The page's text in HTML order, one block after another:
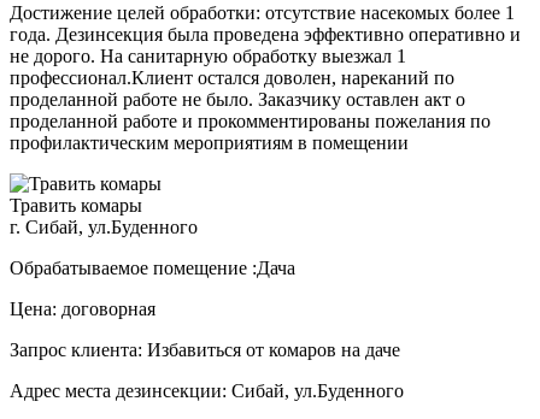
Достижение целей обработки: отсутствие насекомых более 1
года. Дезинсекция была проведена эффективно оперативно и
не дорого. На санитарную обработку выезжал 1
профессионал.Клиент остался доволен, нареканий по
проделанной работе не было. Заказчику оставлен акт о
проделанной работе и прокомментированы пожелания по
профилактическим мероприятиям в помещении
Травить комары
г. Сибай, ул.Буденного
Обрабатываемое помещение :Дача
Цена: договорная
Запрос клиента: Избавиться от комаров на даче
Адрес места дезинсекции: Сибай, ул.Буденного